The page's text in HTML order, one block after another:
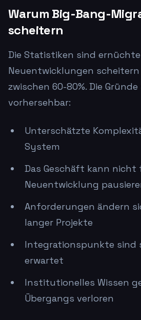
Warum Big-Bang-
scheitern
Die Statistiken sind
Neuentwicklungen
zwischen 60-80%. Die Gründe
vorhersehbar:
Unterschätzte
System
Das Geschäft kann nicht
Neuentwicklung
Anforderungen ändern
langer Projekte
Integrationspunkte sind
erwartet
Institutionelles Wissen
Übergangs verloren